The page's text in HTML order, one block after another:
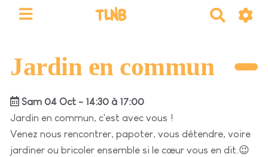
TLNB
e
r
Jardin en commun
Sam 04 Oct - 14:30 à 17:00
Jardin en commun, c'est avec vous !
Venez nous rencontrer, papoter, vous détendre, voire
jardiner ou bricoler ensemble si le cœur vous en dit.😉